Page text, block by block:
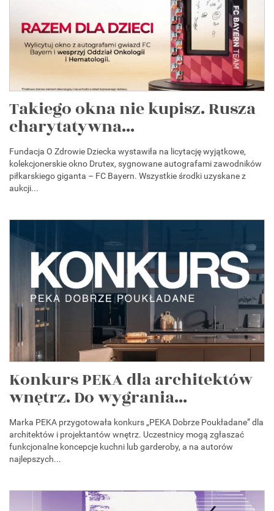
Takiego okna nie kupisz. Rusza
charytatywna...
Fundacja O Zdrowie Dziecka wystawiła na licytację wyjątkowe,
kolekcjonerskie okno Drutex, sygnowane autografami zawodników
piłkarskiego giganta – FC Bayern. Wszystkie środki uzyskane z
aukcji...
Konkurs PEKA dla architektów
wnętrz. Do wygrania...
Marka PEKA przygotowała konkurs „PEKA Dobrze Poukładane” dla
architektów i projektantów wnętrz. Uczestnicy mogą zgłaszać
funkcjonalne koncepcje kuchni lub garderoby, a na autorów
najlepszych...